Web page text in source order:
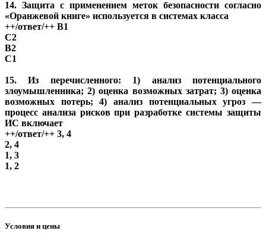
14. Защита с применением меток безопасности согласно
«Оранжевой книге» используется в системах класса
++/ответ/++ В1
C2
B2
C1
15. Из перечисленного: 1) анализ потенциального
злоумышленника; 2) оценка возможных затрат; 3) оценка
возможных потерь; 4) анализ потенциальных угроз —
процесс анализа рисков при разработке системы защиты
ИС включает
++/ответ/++ 3, 4
2, 4
1, 3
1, 2
Условия и цены